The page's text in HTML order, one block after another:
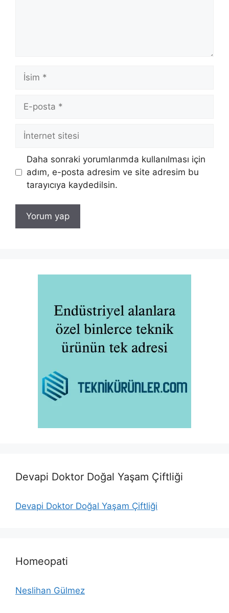
İsim
posta
İnternet
sitesi
Daha sonraki yorumlarımda kullanılması için
adım, e-posta adresim ve site adresim bu
tarayıcıya kaydedilsin.
Devapi Doktor Doğal Yaşam Çiftliği
Devapi Doktor Doğal Yaşam Çiftliği
Homeopati
Neslihan Gülmez